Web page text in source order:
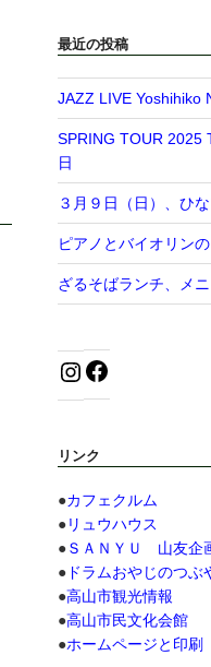
最近の投稿
JAZZ LIVE Yoshihiko
SPRING TOUR
日
３月９日（日）、ひ
ピアノとバイオリン
ざるそばランチ、メ
リンク
●カフェクルム
●リュウハウス
●ＳＡＮＹＵ 山友企
●ドラムおやじのつぶ
●高山市観光情報
●高山市民文化会館
●ホームページと印